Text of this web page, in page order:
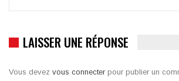
LAISSER UNE RÉPONSE
Vous devez vous connecter pour publier un